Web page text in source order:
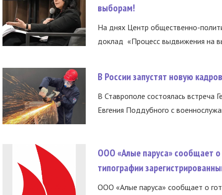
выборам!
На днях Центр общественно-
доклад «Процесс выдвижения на
В России запустят новую
В Ставрополе состоялась встреча
Евгения Поддубного с
ООО «Алые паруса» сообщает о
типографии
ООО «Алые паруса» сообщает о